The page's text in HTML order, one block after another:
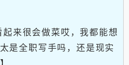
来很会做菜哎，我都能想
是全职写手吗，还是现实